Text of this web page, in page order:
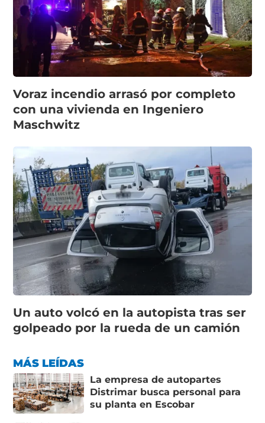
Voraz incendio arrasó por completo
con una vivienda en Ingeniero
Maschwitz
Un auto volcó en la autopista tras ser
golpeado por la rueda de un camión
MÁS LEÍDAS
La empresa de autopartes
Distrimar busca personal para
su planta en Escobar